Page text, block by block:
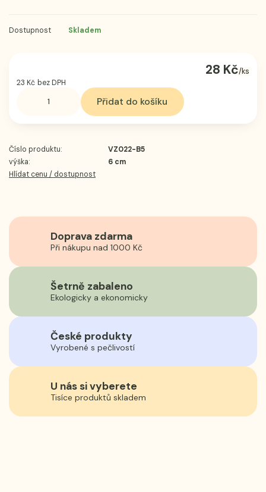
Dostupnost Skladem
28 Kč/ks
23 Kč bez DPH
Přidat do košíku
Číslo produktu:
VZ022-B5
výška:
6 cm
Hlídat cenu / dostupnost
Doprava zdarma
Při nákupu nad 1000 Kč
Šetrně zabaleno
Ekologicky a ekonomicky
České produkty
Vyrobené s pečlivostí
U nás si vyberete
Tisíce produktů skladem